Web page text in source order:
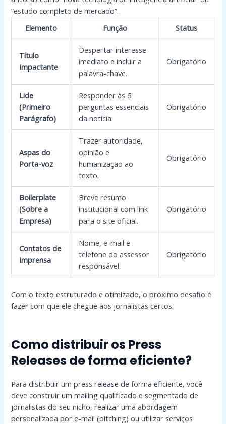
“estudo completo de mercado”.
Elemento
Função Status
Título
Impactante
Despertar interesse
imediato e incluir a
palavra-chave.
Obrigatório
Lide
(Primeiro
Parágrafo)
Responder às 6
perguntas essenciais
da notícia.
Obrigatório
Aspas do
Porta-voz
Trazer autoridade,
opinião e
humanização ao
texto.
Obrigatório
Boilerplate
(Sobre a
Empresa)
Breve resumo
institucional com link
para o site oficial.
Obrigatório
Contatos de
Imprensa
Nome, e-mail e
telefone do assessor
responsável.
Obrigatório
Com o texto estruturado e otimizado, o próximo desafio é
fazer com que ele chegue aos jornalistas certos.
Como distribuir os Press
Releases de forma eficiente?
Para distribuir um press release de forma eficiente, você
deve construir um mailing qualificado e segmentado de
jornalistas do seu nicho, realizar uma abordagem
personalizada por e-mail (pitching) ou utilizar serviços